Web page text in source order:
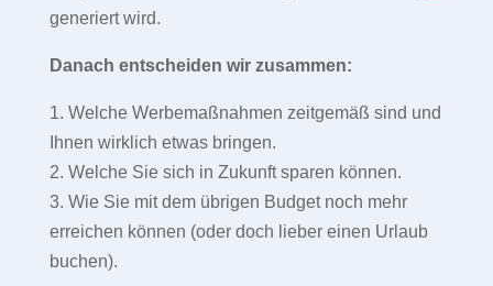
generiert wird.
Danach entscheiden wir zusammen:
1. Welche Werbemaßnahmen zeitgemäß sind und
Ihnen wirklich etwas bringen.
2. Welche Sie sich in Zukunft sparen können.
3. Wie Sie mit dem übrigen Budget noch mehr
erreichen können (oder doch lieber einen Urlaub
buchen).